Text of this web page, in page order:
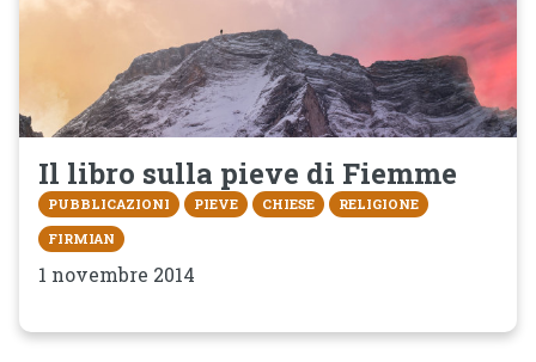
Il libro sulla pieve di Fiemme
PUBBLICAZIONI PIEVE CHIESE
RELIGIONE
FIRMIAN
1 novembre 2014